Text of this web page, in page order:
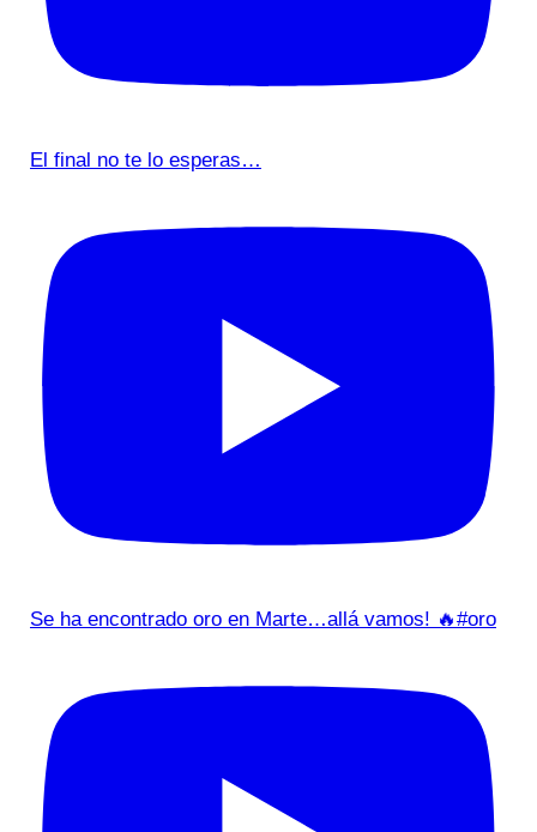
El final no te lo esperas…
Se ha encontrado oro en Marte…allá vamos! 🔥#oro